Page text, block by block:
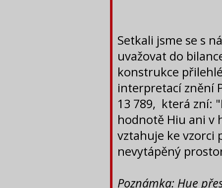
Setkali jsme se s
uvažovat do
konstrukce
interpretací znění
13 789, která zní:
hodnotě Hiu ani v
vztahuje ke vzorci
nevytápěný
Poznámka: Hue